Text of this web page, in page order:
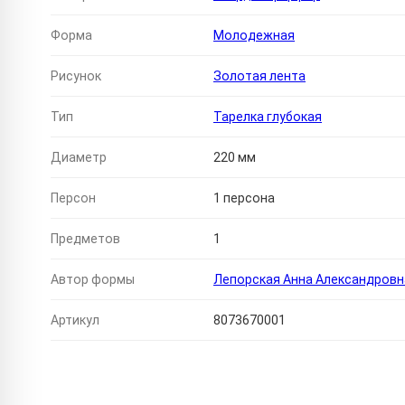
Форма Молодежная
Рисунок Золотая лента
Тип Тарелка глубокая
Диаметр 220 мм
Персон 1 персона
Предметов 1
Автор формы Лепорская Анна
Артикул 8073670001